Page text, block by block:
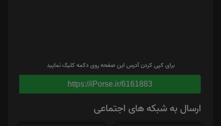
برای کپی کردن آدرس این صفحه روی دکمه کلیک نمایید
https://iPorse.ir/6161883
ارسال به شبکه های اجتماعی